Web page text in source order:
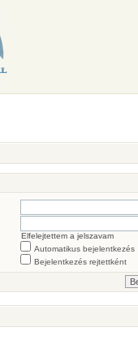
Elfelejtettem a jelszavam
Automatikus bejelentkezés
Bejelentkezés rejtettként